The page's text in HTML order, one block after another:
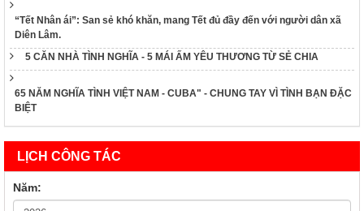
“Tết Nhân ái”: San sẻ khó khăn, mang Tết đủ đầy đến với người dân xã
Diên Lâm.
5 CĂN NHÀ TÌNH NGHĨA - 5 MÁI ẤM YÊU THƯƠNG TỪ SẺ CHIA
65 NĂM NGHĨA TÌNH VIỆT NAM - CUBA" - CHUNG TAY VÌ TÌNH BẠN ĐẶC
BIỆT
LỊCH CÔNG TÁC
Năm: